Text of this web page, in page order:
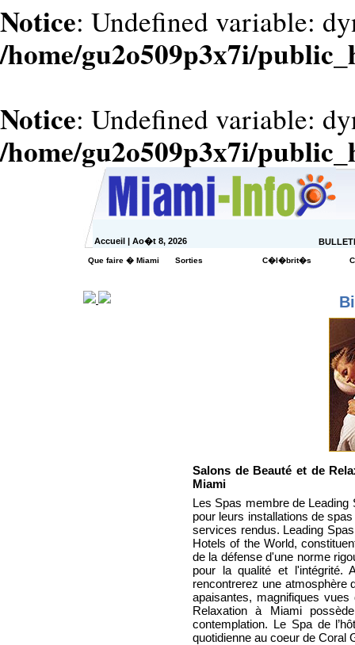
Notice: Undefined variable:
/home/gu2o509p3x7i/
Notice: Undefined variable:
/home/gu2o509p3x7i/
Accueil | Ao�t 8, 2026
Que faire � Miami Sorties C�l�brit�s
Salons de Beauté et de
Miami
Les Spas membre de
pour leurs installations de
services rendus. Leading
Hotels of the World,
de la défense d'une norme
pour la qualité et l'intégrité.
rencontrerez une atmosphère
apaisantes, magnifiques
Relaxation à Miami
contemplation. Le Spa de
quotidienne au coeur de Coral